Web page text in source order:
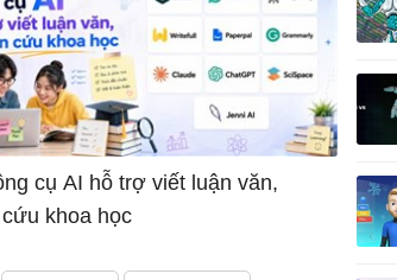
cụ AI hỗ trợ viết luận văn,
khoa học